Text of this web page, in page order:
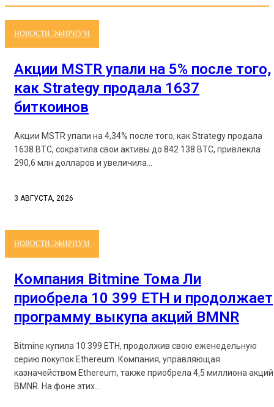
НОВОСТИ ЭФИРИУМ
Акции MSTR упали на 5% после того,
как Strategy продала 1637
биткоинов
Акции MSTR упали на 4,34% после того, как Strategy продала
1638 BTC, сократила свои активы до 842 138 BTC, привлекла
290,6 млн долларов и увеличила...
3 АВГУСТА, 2026
НОВОСТИ ЭФИРИУМ
Компания Bitmine Тома Ли
приобрела 10 399 ETH и продолжает
программу выкупа акций BMNR
Bitmine купила 10 399 ETH, продолжив свою еженедельную
серию покупок Ethereum. Компания, управляющая
казначейством Ethereum, также приобрела 4,5 миллиона акций
BMNR. На фоне этих...